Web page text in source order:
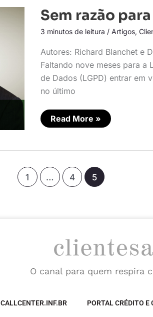
Sem razão
3 minutos de leitura / Artigos,
Autores: Richard Blanchet e
Faltando nove meses para a
de Dados (LGPD) entrar em
no último
Sem
razão
para
recuo
Read More »
1 … 4 5
O canal para quem respira
CALLCENTER.INF.BR PORTAL CRÉDITO E